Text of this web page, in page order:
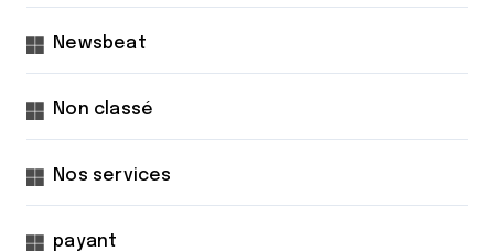
Newsbeat
Non classé
Nos services
payant